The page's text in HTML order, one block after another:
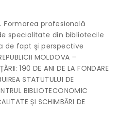
Formarea profesională
specialitate din bibliotecile
de fapt şi perspective
MOLDOVA –
190 DE ANI DE LA FONDARE
STATUTULUI DE
BIBLIOTECONOMIC
ȘI SCHIMBĂRI DE